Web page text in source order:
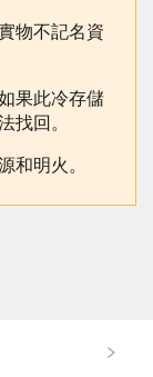
物不記名資
果此冷存儲
找回。
和明火。